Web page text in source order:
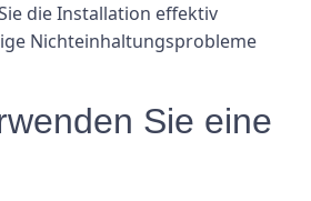
die Installation effektiv
Nichteinhaltungsprobleme
Sie eine